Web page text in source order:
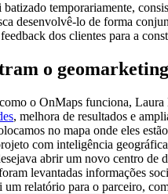
temporariamente,
desenvolvê-lo de forma
dos clientes para a
o
o OnMaps funciona,
, melhora de resultados e
no mapa onde eles
com inteligência
abrir um novo centro de
levantadas informações
relatório para o parceiro,